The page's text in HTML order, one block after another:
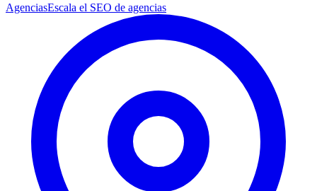
AgenciasEscala el SEO de agencias